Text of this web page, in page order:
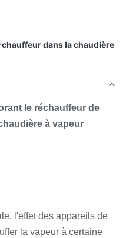
dans la chaudière
le réchauffeur de
à vapeur
l'effet des appareils de
la vapeur à certaine